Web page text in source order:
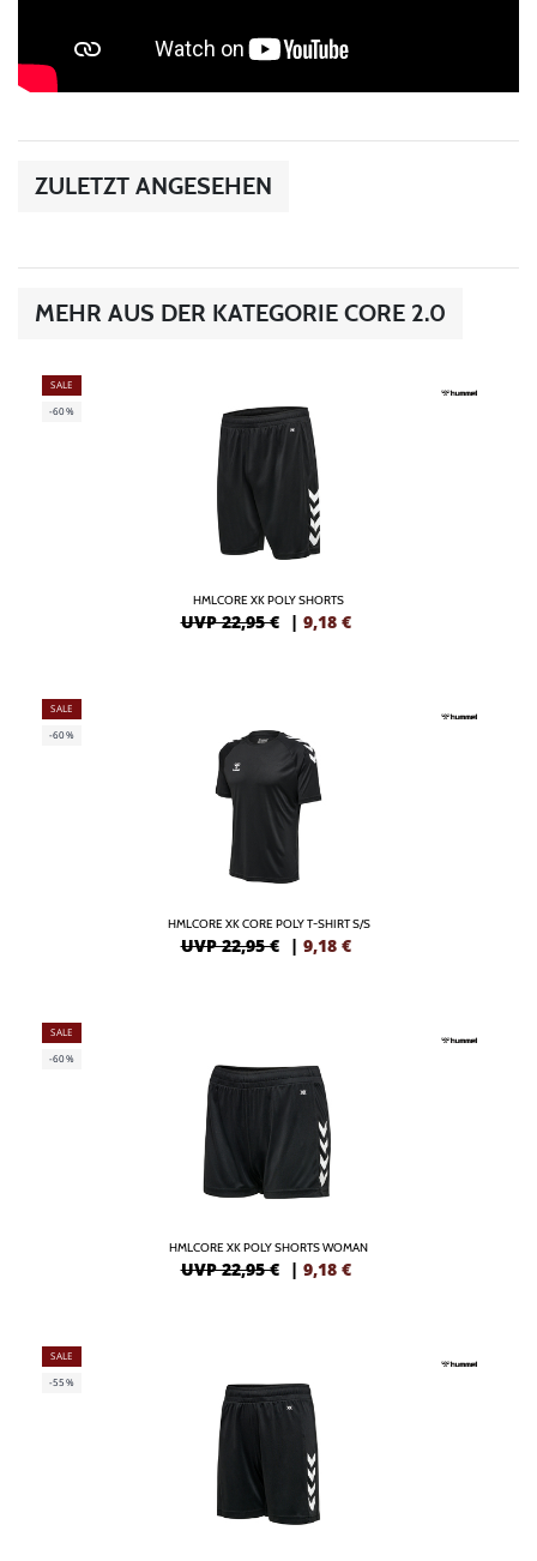
ZULETZT ANGESEHEN
MEHR AUS DER KATEGORIE CORE 2.0
SALE
-60%
HMLCORE XK POLY SHORTS
UVP 22,95 € | 9,18 €
SALE
-60%
HMLCORE XK CORE POLY T-SHIRT S/S
UVP 22,95 € | 9,18 €
SALE
-60%
HMLCORE XK POLY SHORTS WOMAN
UVP 22,95 € | 9,18 €
SALE
-55%